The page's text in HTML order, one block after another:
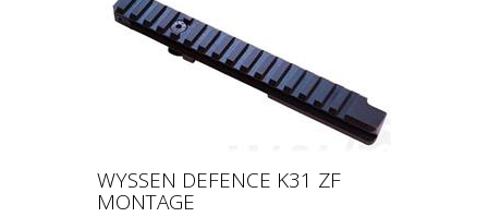
WYSSEN DEFENCE K31 ZF
MONTAGE